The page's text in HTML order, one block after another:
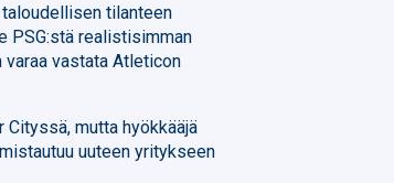
tilanteen
PSG:stä realistisimman
vastata Atleticon
mutta hyökkääjä
uuteen yritykseen